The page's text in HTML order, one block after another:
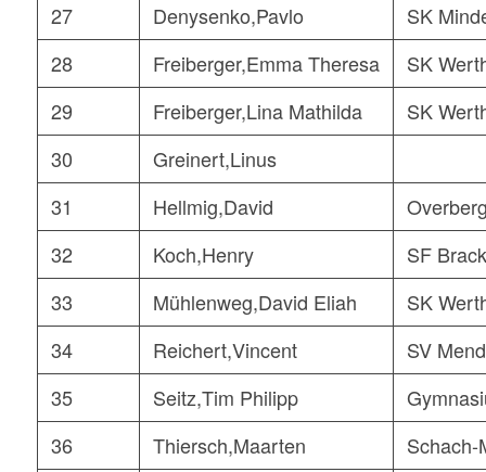
27
Denysenko,Pavlo
SK
28
Freiberger,Emma Theresa
SK
29
Freiberger,Lina Mathilda
SK
30
Greinert,Linus
31
Hellmig,David
32
Koch,Henry
SF
33
Mühlenweg,David Eliah
SK
34
Reichert,Vincent
SV
35
Seitz,Tim Philipp
36
Thiersch,Maarten
Schach-